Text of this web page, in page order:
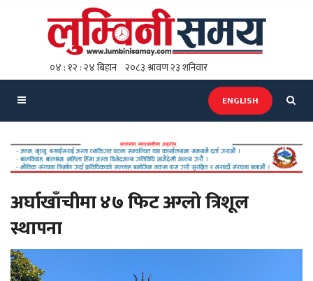
ENGLISH
अर्घाखाँचीमा ४७ फिट अग्लो त्रिशूल
स्थापना